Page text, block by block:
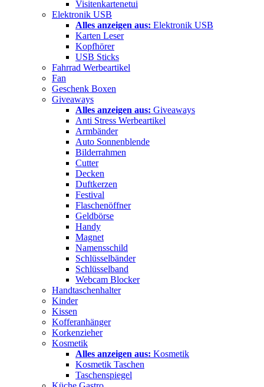
Visitenkartenetui
Elektronik USB
Alles anzeigen aus: Elektronik USB
Karten Leser
Kopfhörer
USB Sticks
Fahrrad Werbeartikel
Fan
Geschenk Boxen
Giveaways
Alles anzeigen aus: Giveaways
Anti Stress Werbeartikel
Armbänder
Auto Sonnenblende
Bilderrahmen
Cutter
Decken
Duftkerzen
Festival
Flaschenöffner
Geldbörse
Handy
Magnet
Namensschild
Schlüsselbänder
Schlüsselband
Webcam Blocker
Handtaschenhalter
Kinder
Kissen
Kofferanhänger
Korkenzieher
Kosmetik
Alles anzeigen aus: Kosmetik
Kosmetik Taschen
Taschenspiegel